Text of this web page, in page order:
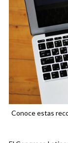
Conoce estas